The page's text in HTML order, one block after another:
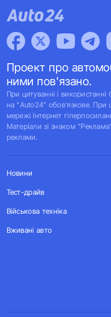
Проект про
ними пов'язано.
При цитуванні і
на "Auto24" обов'язкове. При
мережі Інтернет
Матеріали зі знаком
реклами.
Новини
Тест-драйв
Військова техніка
Вживані авто